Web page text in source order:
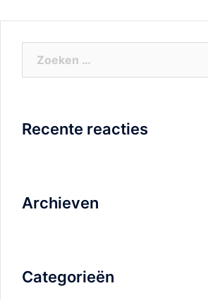
Recente reacties
Archieven
Categorieën